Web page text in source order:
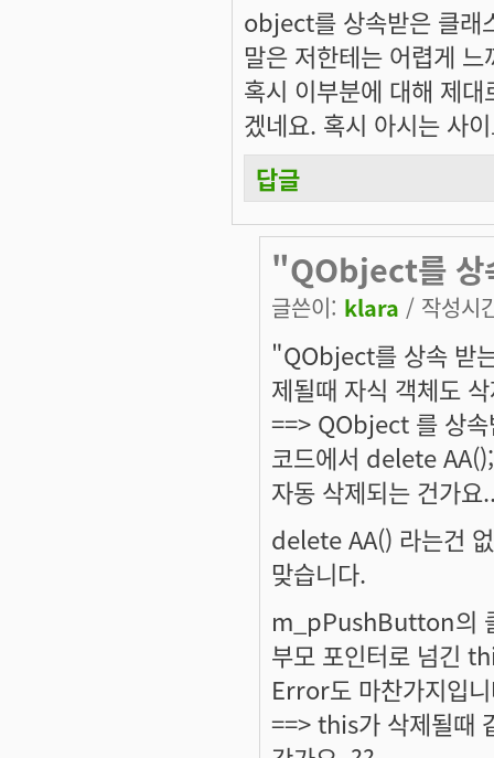
object를 상속받은 클래
말은 저한테는 어렵게 느
혹시 이부분에 대해 제
겠네요. 혹시 아시는 사
답글
"QObject를 상
글쓴이: klara / 작성시
"QObject를 상속 받
제될때 자식 객체도
==> QObject 를 상속
코드에서 delete
자동 삭제되는 건가요
delete AA() 라는건
맞습니다.
m_pPushButton의
부모 포인터로 넘긴
Error도 마찬가지입
==> this가 삭제될때